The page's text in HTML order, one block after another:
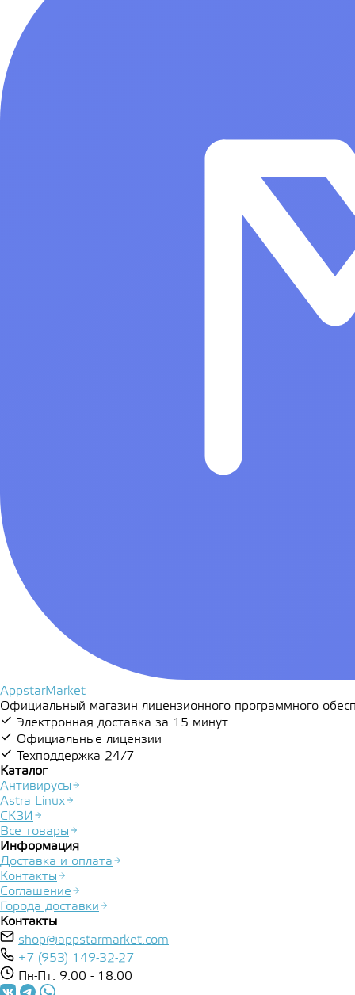
AppstarMarket
Официальный магазин лицензионного программного
Электронная доставка за 15 минут
Официальные лицензии
Техподдержка 24/7
Каталог
Антивирусы
Astra Linux
СКЗИ
Все товары
Информация
Доставка и оплата
Контакты
Соглашение
Города доставки
Контакты
shop@appstarmarket.com
+7 (953) 149-32-27
Пн-Пт: 9:00 - 18:00